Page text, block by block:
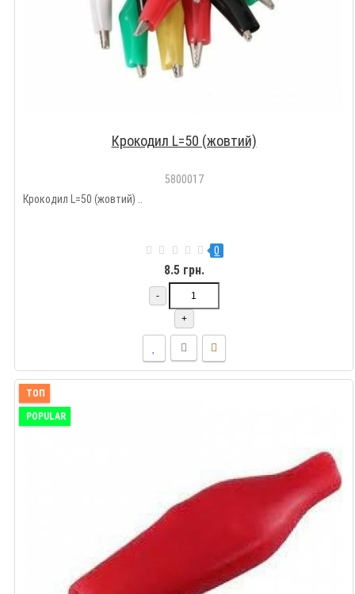
Крокодил L=50 (жовтий)
5800017
Крокодил L=50 (жовтий) ..
0
8.5 грн.
-
+
ТОП
POPULAR